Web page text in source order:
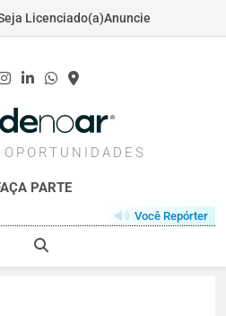
Licenciado(a)Anuncie
PARTE
Você Repórter